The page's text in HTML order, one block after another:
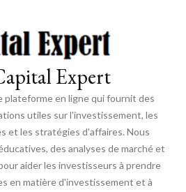
Expert
plateforme en ligne qui fournit des
utiles sur l'investissement, les
et les stratégies d'affaires. Nous
des analyses de marché et
aider les investisseurs à prendre
en matière d'investissement et à